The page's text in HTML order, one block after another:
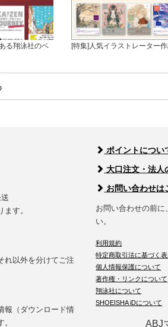
る翔泳社のベ
[特集]人気イラストレーター
す。
れ以外を分けてご注
報（ダウンロード情
ポイントについ
大口注文・法人
お問い合わせは
お問い合わせの前に、
い。
利用規約
特定商取引法に基づく
個人情報保護について
著作権・リンクについて
翔泳社について
SHOEISHA iDについて
ABJ